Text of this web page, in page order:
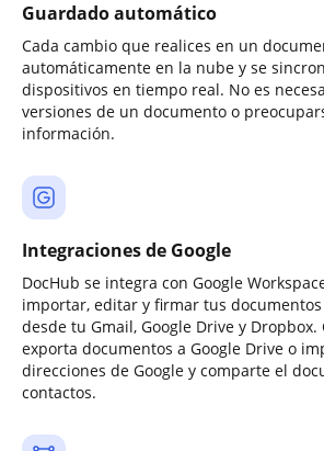
Guardado automático
Cada cambio que realices en un
automáticamente en la nube y se
dispositivos en tiempo real. No es
versiones de un documento o
información.
Integraciones de Google
DocHub se integra con Google
importar, editar y firmar tus
desde tu Gmail, Google Drive y
exporta documentos a Google Drive o
direcciones de Google y comparte el
contactos.